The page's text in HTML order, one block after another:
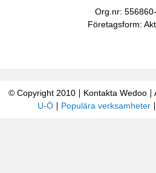
Org.nr:
Företagsform:
© Copyright 2010 Kontakta Wedoo
U-Ö
Populära verksamheter